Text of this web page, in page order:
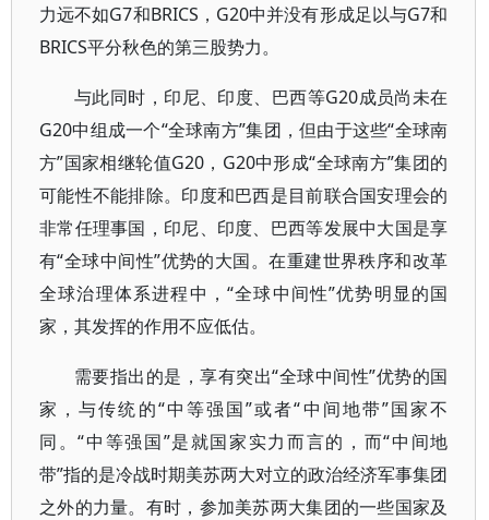
力远不如G7和BRICS，G20中并没有形成足以与G7和
BRICS平分秋色的第三股势力。
与此同时，印尼、印度、巴西等G20成员尚未在
G20中组成一个“全球南方”集团，但由于这些“全球南
方”国家相继轮值G20，G20中形成“全球南方”集团的
可能性不能排除。印度和巴西是目前联合国安理会的
非常任理事国，印尼、印度、巴西等发展中大国是享
有“全球中间性”优势的大国。在重建世界秩序和改革
全球治理体系进程中，“全球中间性”优势明显的国
家，其发挥的作用不应低估。
需要指出的是，享有突出“全球中间性”优势的国
家，与传统的“中等强国”或者“中间地带”国家不
同。“中等强国”是就国家实力而言的，而“中间地
带”指的是冷战时期美苏两大对立的政治经济军事集团
之外的力量。有时，参加美苏两大集团的一些国家及